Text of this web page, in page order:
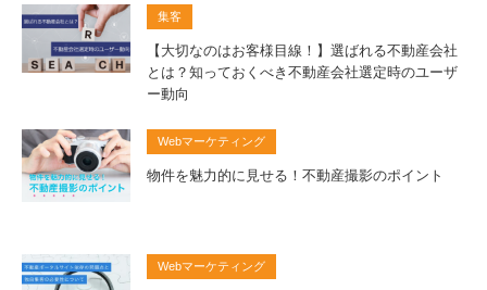
集客
【大切なのはお客様目線！】選ばれる不動産会社
とは？知っておくべき不動産会社選定時のユーザ
ー動向
Webマーケティング
物件を魅力的に見せる！不動産撮影のポイント
Webマーケティング